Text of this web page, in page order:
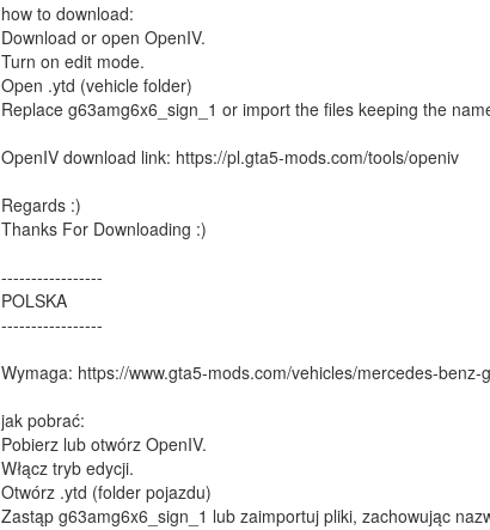
how to download:
Download or open OpenIV.
Turn on edit mode.
Open .ytd (vehicle folder)
Replace g63amg6x6_sign_1 or import the files keeping the
OpenIV download link: https://pl.gta5-mods.com/tools/openiv
Regards :)
Thanks For Downloading :)
-----------------
POLSKA
-----------------
Wymaga: https://www.gta5-mods.com/vehicles/mercedes-
jak pobrać:
Pobierz lub otwórz OpenIV.
Włącz tryb edycji.
Otwórz .ytd (folder pojazdu)
Zastąp g63amg6x6_sign_1 lub zaimportuj pliki, zachowując